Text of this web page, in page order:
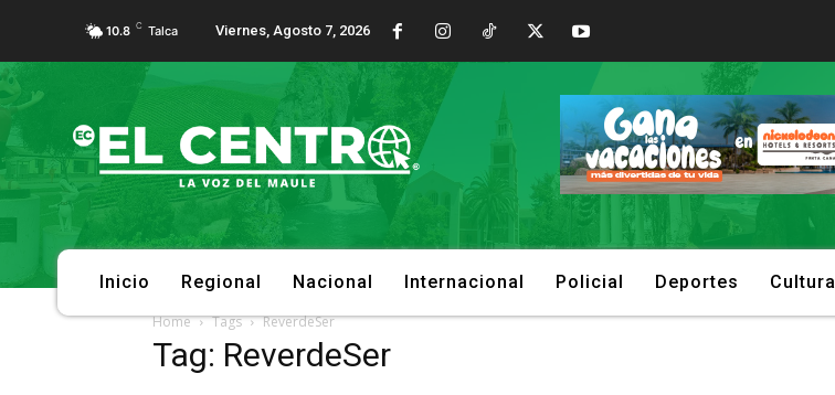
10.8 C Talca Viernes, Agosto 7, 2026
Inicio Regional Nacional Internacional Policial Deportes Cultura
Home Tags ReverdeSer
Tag: ReverdeSer